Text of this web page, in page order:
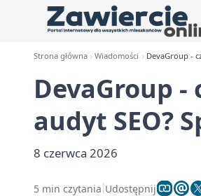
Strona główna Wiadomości DevaGroup -
DevaGroup
audyt SEO?
8 czerwca 2026
5 min czytania Udostępnij